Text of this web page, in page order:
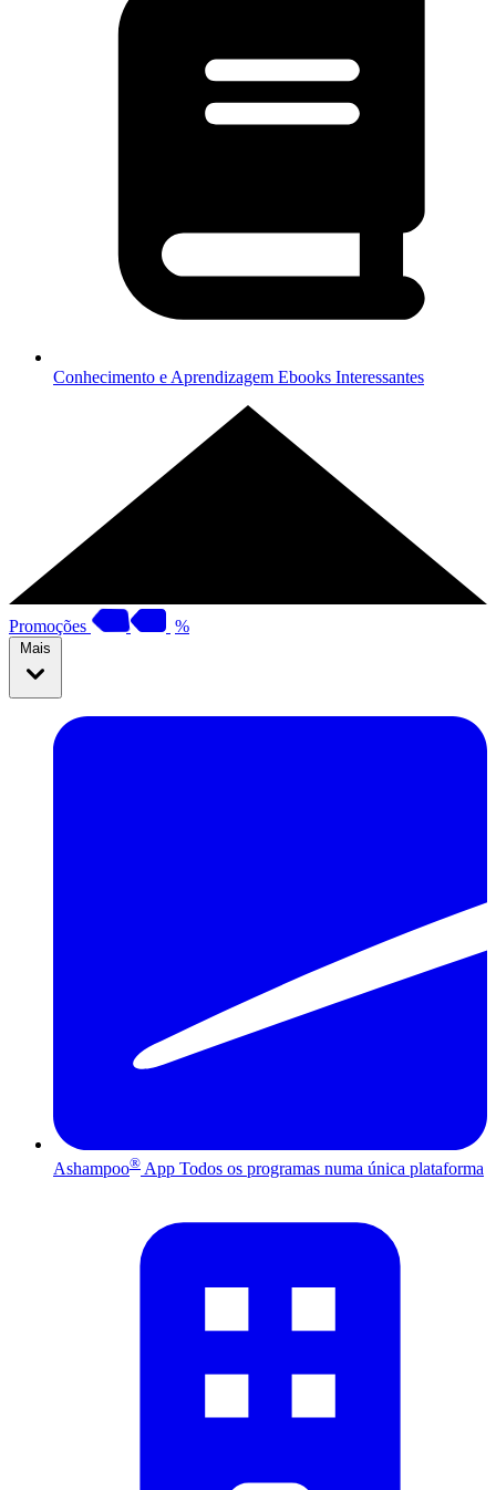
Conhecimento e Aprendizagem Ebooks Interessantes
Promoções %
Mais
Ashampoo® App Todos os programas numa única plataforma